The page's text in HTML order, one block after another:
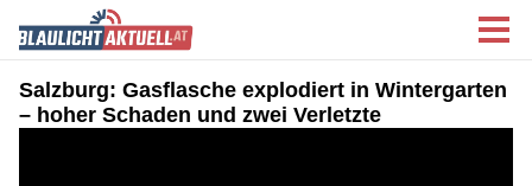
Salzburg: Gasflasche explodiert in Wintergarten
– hoher Schaden und zwei Verletzte